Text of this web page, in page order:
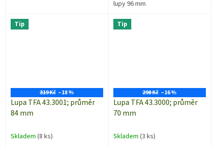
lupy 96 mm
Tip
319 Kč –18 %
Lupa TFA 43.3001; průměr
84 mm
Skladem (8 ks)
Tip
298 Kč –16 %
Lupa TFA 43.3000; průměr
70 mm
Skladem (3 ks)